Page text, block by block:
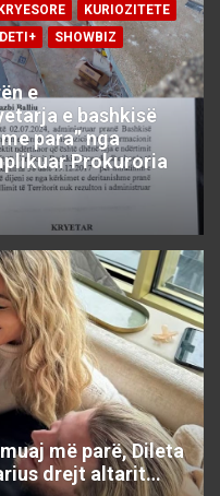
KRYESORE
KURIOZITETE
SHOWBIZ
e
e bashkisë
para” nga
Prokuroria
më parë, Dileta
drejt altarit…